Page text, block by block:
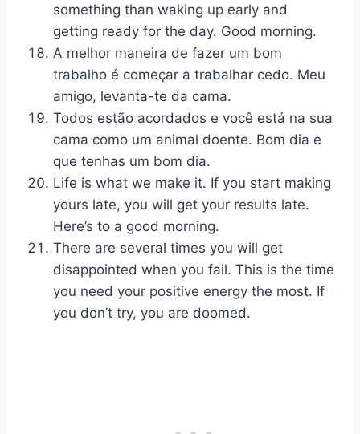
something than waking up early and
getting ready for the day. Good morning.
A melhor maneira de fazer um bom
trabalho é começar a trabalhar cedo. Meu
amigo, levanta-te da cama.
Todos estão acordados e você está na sua
cama como um animal doente. Bom dia e
que tenhas um bom dia.
Life is what we make it. If you start making
yours late, you will get your results late.
Here’s to a good morning.
There are several times you will get
disappointed when you fail. This is the time
you need your positive energy the most. If
you don’t try, you are doomed.